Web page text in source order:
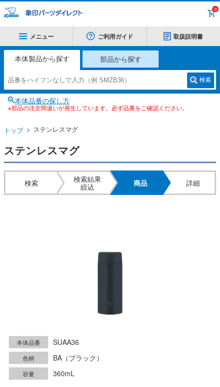
0
メニュー ご利用ガイド 取扱説明書
本体製品から探す 部品から探す
検索
本体品番の探し方
※部品の注文間違いが発生しています。必ず品番をご確認ください。
トップ ステンレスマグ
ステンレスマグ
検索
検索結果
絞込
商品 詳細
本体品番 SUAA36
色柄 BA（ブラック）
容量
360mL